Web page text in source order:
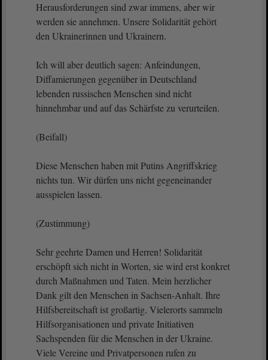
Herausforderungen sind zwar immens, aber wir
werden sie annehmen. Unsere Solidarität gehört
den Ukrainerinnen und Ukrainern.
Ich will aber deutlich sagen: Anfeindungen,
Diffamierungen gegenüber in Deutschland
lebenden russischen Menschen sind nicht
hinnehmbar und auf das Schärfste zu verurteilen.
(Beifall)
Diese Menschen haben mit Putins Angriffskrieg
nichts tun. Wir dürfen uns nicht gegeneinander
ausspielen lassen.
(Zustimmung)
Sehr geehrte Damen und Herren! Solidarität
erschöpft sich nicht in Worten, sie wird erst konkret
durch Maßnahmen und Taten. Mein herzlicher
Dank gilt den Menschen in Sachsen-Anhalt. Ihre
Hilfsbereitschaft ist großartig. Vielerorts sammeln
Hilfsorganisationen und private Initiativen
Sachspenden für die Menschen in der Ukraine.
Viele Vereine und Privatpersonen rufen zu